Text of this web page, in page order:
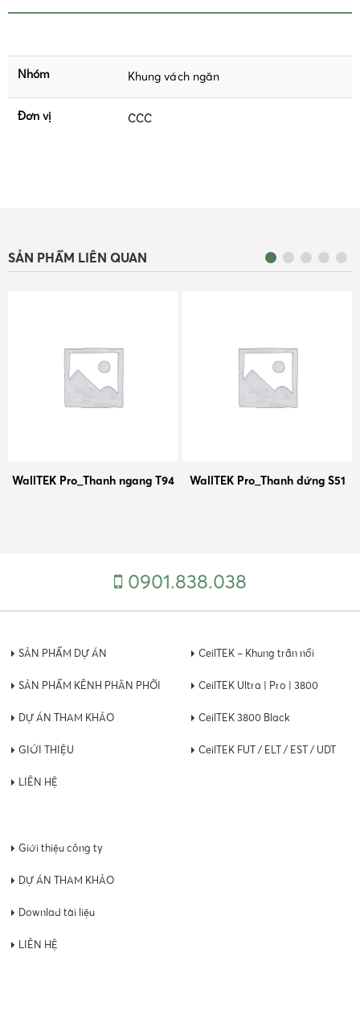
Nhóm Khung vách ngăn
Đơn vị CCC
SẢN PHẨM LIÊN QUAN
WallTEK Pro_Thanh ngang T94 WallTEK Pro_Thanh đứng S51
0901.838.038
SẢN PHẨM DỰ ÁN
SẢN PHẨM KÊNH PHÂN PHỐI
DỰ ÁN THAM KHẢO
GIỚI THIỆU
LIÊN HỆ
CeilTEK – Khung trần nổi
CeilTEK Ultra | Pro | 3800
CeilTEK 3800 Black
CeilTEK FUT / ELT / EST / UDT
Giới thiệu công ty
DỰ ÁN THAM KHẢO
Downlad tài liệu
LIÊN HỆ